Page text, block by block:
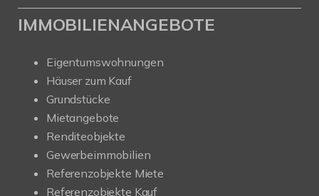
IMMOBILIENANGEBOTE
Eigentumswohnungen
Häuser zum Kauf
Grundstücke
Mietangebote
Renditeobjekte
Gewerbeimmobilien
Referenzobjekte Miete
Referenzobjekte Kauf